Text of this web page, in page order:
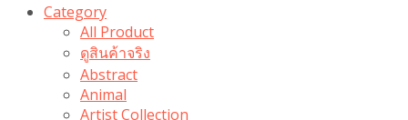
Category
All Product
ดูสินค้าจริง
Abstract
Animal
Artist Collection